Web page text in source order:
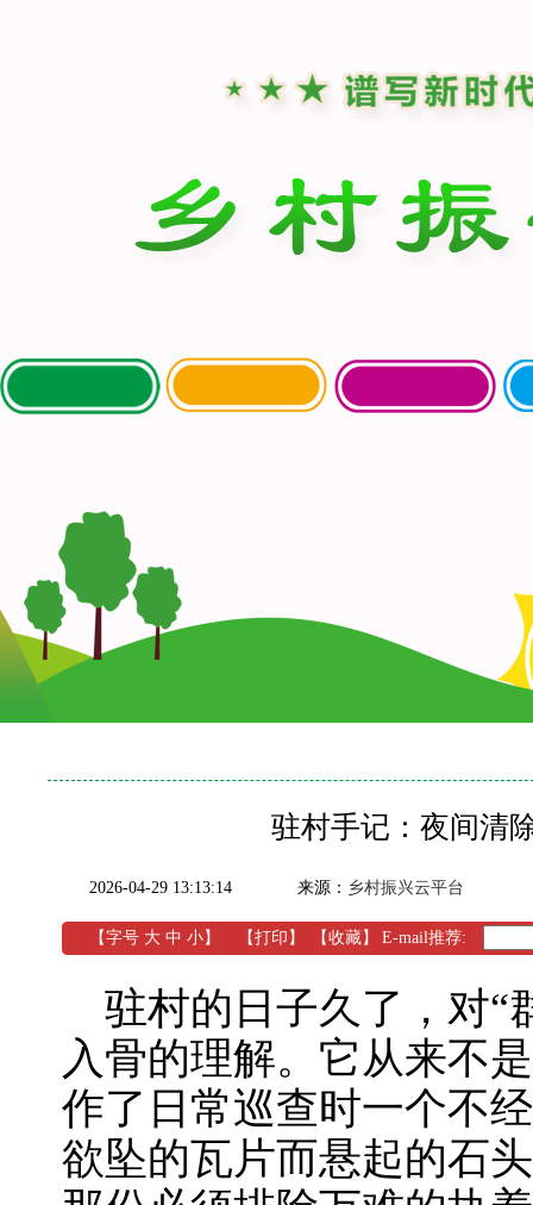
驻村手记：夜间清
2026-04-29 13:13:14 来源： 乡村振兴云平台
【字号 大 中 小】 【打印 】 【收藏】 E-mail推荐:
驻村的日子久了，对“
入骨的理解。它从来不
作了日常巡查时一个不
欲坠的瓦片而悬起的石